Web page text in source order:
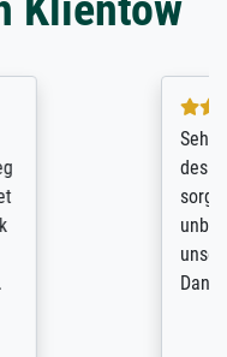
und
sehr
so dass es
Es wird nicht
Vielen